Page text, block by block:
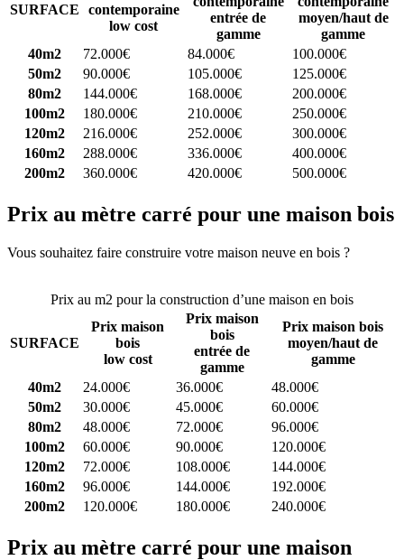
SURFACE
contemporaine
low cost
entrée de
gamme
moyen/haut de
gamme
40m2
72.000€ 84.000€
100.000€
50m2
90.000€ 105.000€
125.000€
80m2
144.000€ 168.000€
200.000€
100m2
180.000€ 210.000€
250.000€
120m2
216.000€ 252.000€
300.000€
160m2
288.000€ 336.000€
400.000€
200m2
360.000€ 420.000€ 500.000€
Prix au mètre carré pour une maison bois
Vous souhaitez faire construire votre maison neuve en bois ?
Prix au m2 pour la construction d’une maison en bois
SURFACE
Prix maison
bois
low cost
Prix maison
bois
entrée de
gamme
Prix maison bois
moyen/haut de
gamme
40m2
24.000€ 36.000€
48.000€
50m2
30.000€ 45.000€
60.000€
80m2
48.000€ 72.000€
96.000€
100m2
60.000€ 90.000€
120.000€
120m2
72.000€ 108.000€
144.000€
160m2
96.000€ 144.000€
192.000€
200m2
120.000€ 180.000€ 240.000€
Prix au mètre carré pour une maison